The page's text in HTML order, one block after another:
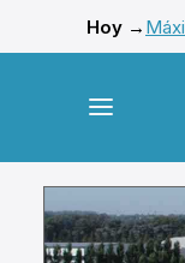
Hoy →